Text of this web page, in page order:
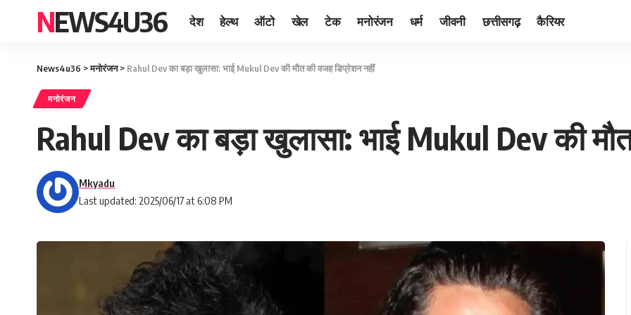
NEWS4U36 देश हेल्थ ऑटो खेल टेक मनोरंजन धर्म जीवनी छत्तीसगढ़ कैरियर
News4u36 >मनोरंजन> Rahul Dev का बड़ा खुलासा: भाई Mukul Dev की मौत की वजह डिप्रेशन नहीं
मनोरंजन
Rahul Dev का बड़ा खुलासा: भाई Mukul Dev की
Last updated: 2025/06/17 at 6:08 PM
Mkyadu